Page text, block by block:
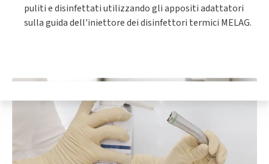
puliti e disinfettati utilizzando gli appositi adattatori
sulla guida dell'iniettore dei disinfettori termici MELAG.